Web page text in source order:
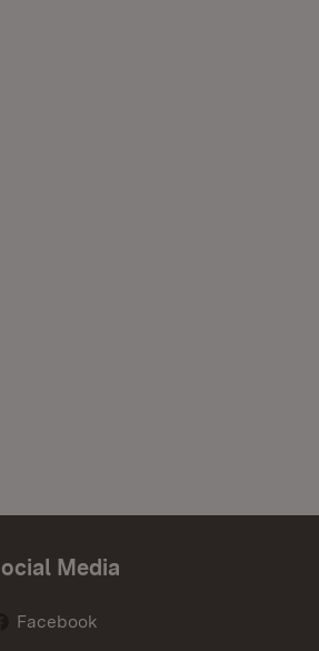
Media
Facebook